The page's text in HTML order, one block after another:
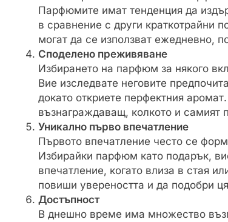
Парфюмите имат тенденция да
в сравнение с други краткотрайни
могат да се използват ежедневно,
Споделено преживяване
Избирането на парфюм за някого
Вие изследвате неговите
докато откриете перфектния
възнаграждаващ, колкото и самият
Уникално първо впечатление
Първото впечатление често се
Избирайки парфюм като подарък,
впечатление, когато влиза в стая
повиши увереността и да подобри
Достъпност
В днешно време има множество